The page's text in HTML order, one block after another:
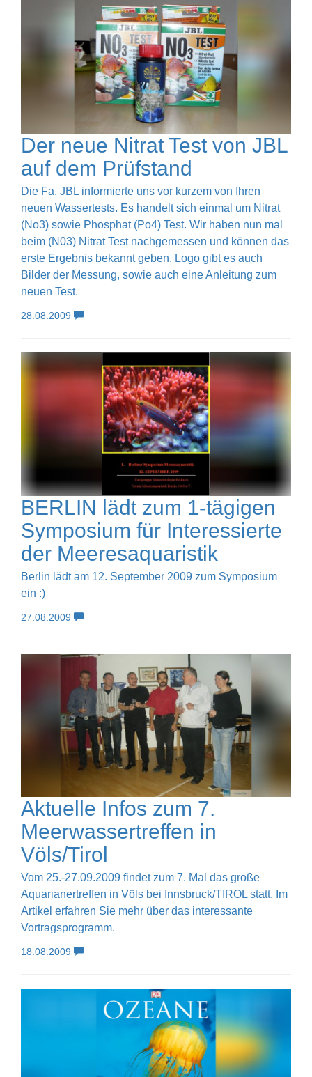
Der neue Nitrat Test von JBL
auf dem Prüfstand
Die Fa. JBL informierte uns vor kurzem von Ihren
neuen Wassertests. Es handelt sich einmal um Nitrat
(No3) sowie Phosphat (Po4) Test. Wir haben nun mal
beim (N03) Nitrat Test nachgemessen und können das
erste Ergebnis bekannt geben. Logo gibt es auch
Bilder der Messung, sowie auch eine Anleitung zum
neuen Test.
28.08.2009
BERLIN lädt zum 1-tägigen
Symposium für Interessierte
der Meeresaquaristik
Berlin lädt am 12. September 2009 zum Symposium
ein :)
27.08.2009
Aktuelle Infos zum 7.
Meerwassertreffen in
Völs/Tirol
Vom 25.-27.09.2009 findet zum 7. Mal das große
Aquarianertreffen in Völs bei Innsbruck/TIROL statt. Im
Artikel erfahren Sie mehr über das interessante
Vortragsprogramm.
18.08.2009